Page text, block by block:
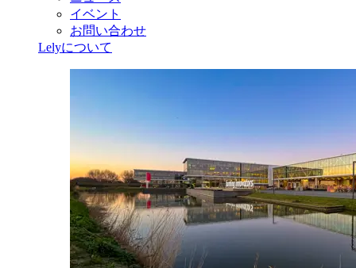
イベント
お問い合わせ
Lelyについて